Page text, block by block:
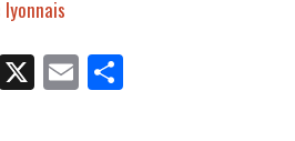
ha
X E
m
Pa